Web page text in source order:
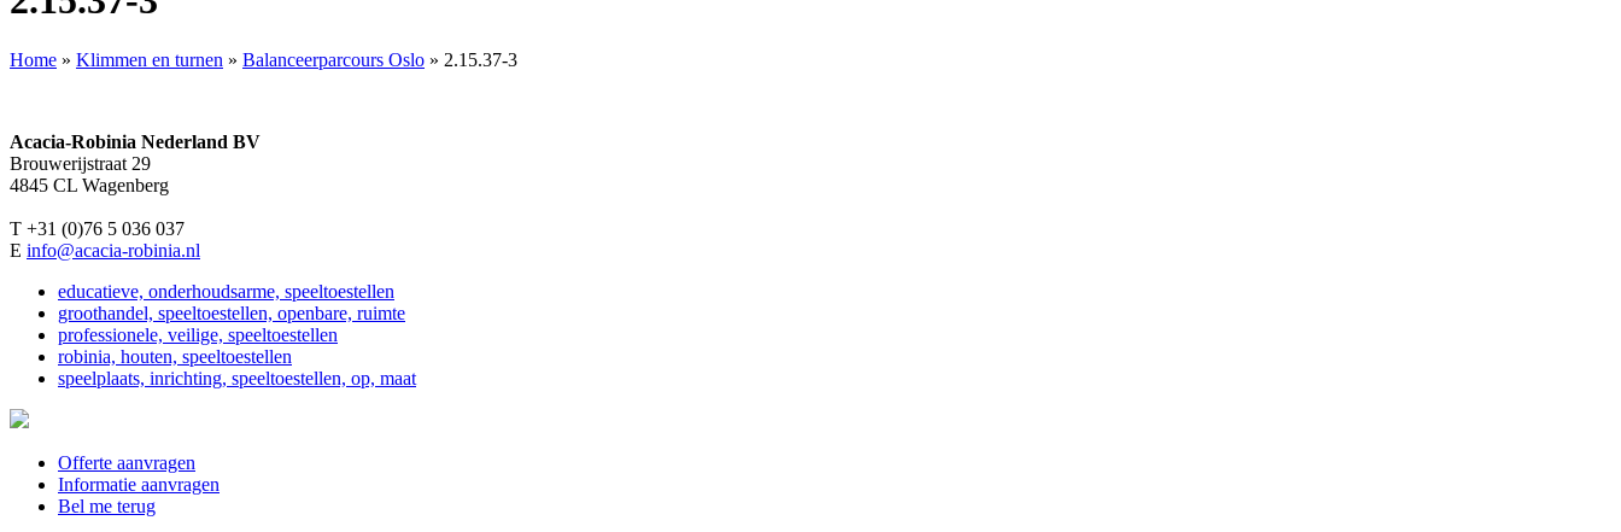
Home » Klimmen en turnen » Balanceerparcours Oslo » 2.15.37-3
Acacia-Robinia Nederland BV
Brouwerijstraat 29
4845 CL Wagenberg
T +31 (0)76 5 036 037
E info@acacia-robinia.nl
educatieve, onderhoudsarme, speeltoestellen
groothandel, speeltoestellen, openbare, ruimte
professionele, veilige, speeltoestellen
robinia, houten, speeltoestellen
speelplaats, inrichting, speeltoestellen, op, maat
Offerte aanvragen
Informatie aanvragen
Bel me terug